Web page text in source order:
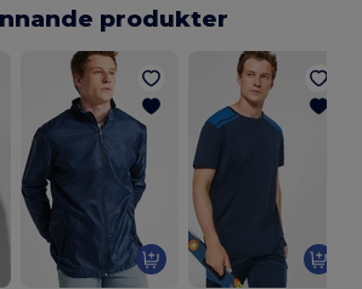
produkter